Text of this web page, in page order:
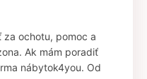
za ochotu, pomoc a
Ak mám poradiť
nábytok4you. Od